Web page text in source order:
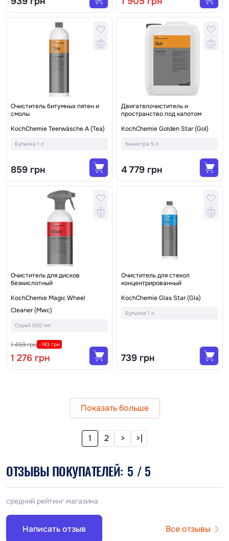
Очиститель битумных пятен и
смолы
KochChemie Teerwäsche A (Tea)
Бутылка 1 л
859 грн
Двигателочиститель и
пространство под капотом
KochChemie Golden Star (Gol)
Канистра 5 л
4 779 грн
Очиститель для дисков
безкислотный
KochChemie Magic Wheel
Cleaner (Mwc)
Спрей 500 мл
1 459 грн -183 грн
1 276 грн
Очиститель для стекол
концентрированный
KochChemie Glas Star (Gla)
Бутылка 1 л
739 грн
Показать больше
1 2 > >|
ОТЗЫВЫ ПОКУПАТЕЛЕЙ: 5 / 5
средний рейтинг магазина
Написать отзыв Все отзывы